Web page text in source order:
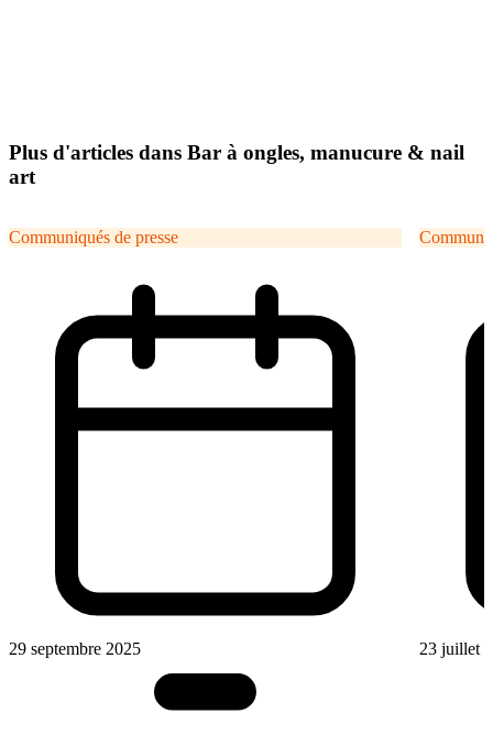
Plus d'articles dans Bar à ongles, manucure & nail
art
Communiqués de presse
29 septembre 2025 23 juillet